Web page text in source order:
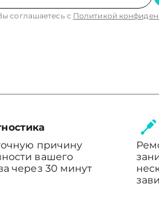
соглашаетесь с Политикой
причину
вашего
через 30 минут